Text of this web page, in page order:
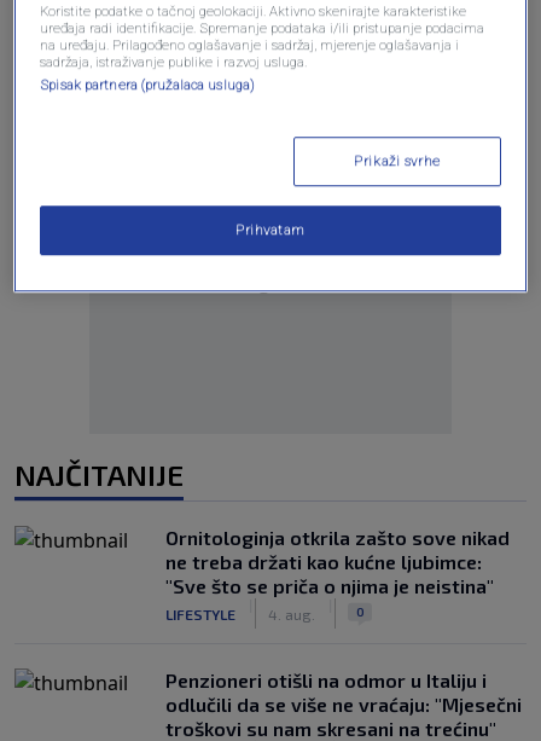
NAJČITANIJE
Ornitologinja otkrila zašto sove nikad
ne treba držati kao kućne ljubimce:
"Sve što se priča o njima je neistina"
LIFESTYLE 4. aug. 0
Penzioneri otišli na odmor u Italiju i
odlučili da se više ne vraćaju: "Mjesečni
troškovi su nam skresani na trećinu"
Koristite podatke o tačnoj geolokaciji. Aktivno skenirajte karakteristike
uređaja radi identifikacije. Spremanje podataka i/ili pristupanje podacima
na uređaju. Prilagođeno oglašavanje i sadržaj, mjerenje oglašavanja i
sadržaja, istraživanje publike i razvoj usluga.
Spisak partnera (pružalaca usluga)
Prikaži svrhe
Prihvatam